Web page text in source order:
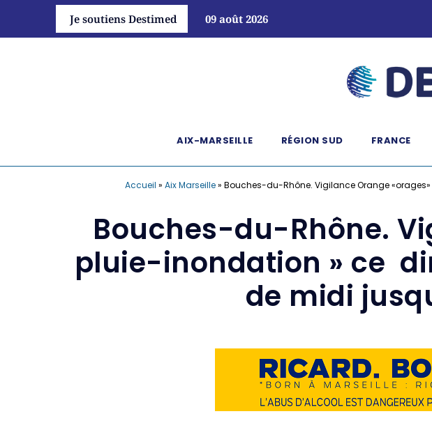
Je soutiens Destimed 09 août 2026
AIX-MARSEILLE RÉGION SUD FRANCE
Accueil » Aix Marseille» Bouches-du-Rhône. Vigilance Orange
Bouches-du-Rhône.
pluie-inondation » ce
de midi